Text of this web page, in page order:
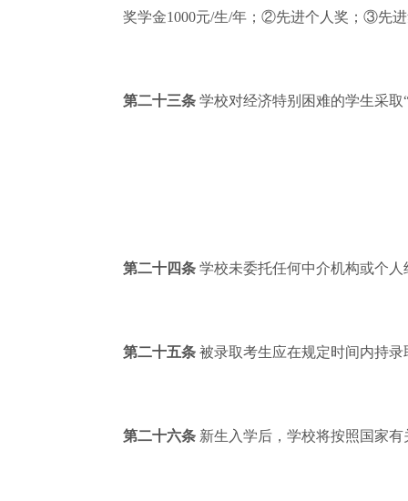
奖学金1000元/生/年；②先进个人奖；③先
第二十三条 学校对经济特别困难的学生采
第二十四条 学校未委托任何中介机构或个
第二十五条 被录取考生应在规定时间内持
第二十六条 新生入学后，学校将按照国家